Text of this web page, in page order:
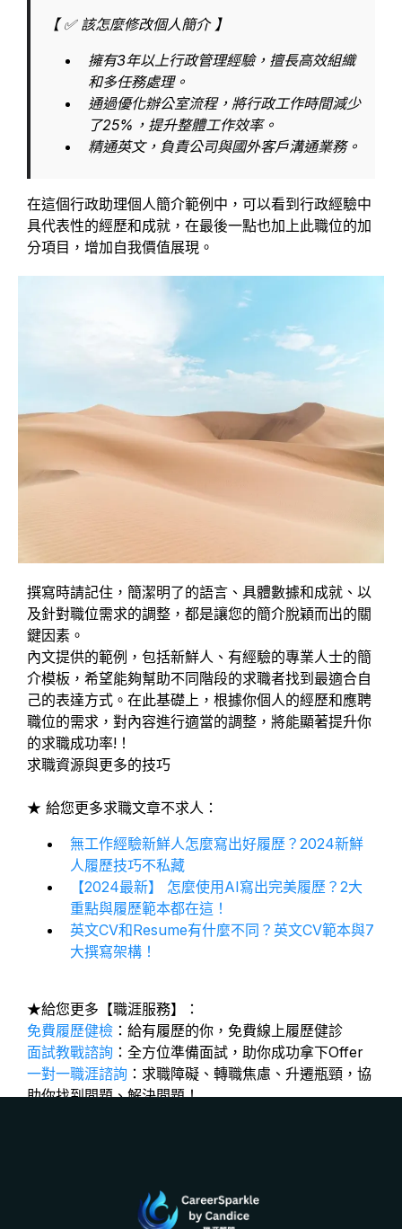
【 ✅ 該怎麼修改個人簡介 】
擁有3年以上行政管理經驗，擅長高效組織
和多任務處理。
通過優化辦公室流程，將行政工作時間減少
了25%，提升整體工作效率。
精通英文，負責公司與國外客戶溝通業務。
在這個行政助理個人簡介範例中，可以看到行政經驗中
具代表性的經歷和成就，在最後一點也加上此職位的加
分項目，增加自我價值展現。
撰寫時請記住，簡潔明了的語言、具體數據和成就、以
及針對職位需求的調整，都是讓您的簡介脫穎而出的關
鍵因素。
內文提供的範例，包括新鮮人、有經驗的專業人士的簡
介模板，希望能夠幫助不同階段的求職者找到最適合自
己的表達方式。在此基礎上，根據你個人的經歷和應聘
職位的需求，對內容進行適當的調整，將能顯著提升你
的求職成功率!！
求職資源與更多的技巧
★ 給您更多求職文章不求人：
無工作經驗新鮮人怎麼寫出好履歷？2024新鮮
人履歷技巧不私藏
【2024最新】 怎麼使用AI寫出完美履歷？2大
重點與履歷範本都在這！
英文CV和Resume有什麼不同？英文CV範本與7
大撰寫架構！
★給您更多【職涯服務】：
免費履歷健檢 ：給有履歷的你，免費線上履歷健診
面試教戰諮詢 ：全方位準備面試，助你成功拿下Offer
一對一職涯諮詢 ：求職障礙、轉職焦慮、升遷瓶頸，協
助你找到問題、解決問題！